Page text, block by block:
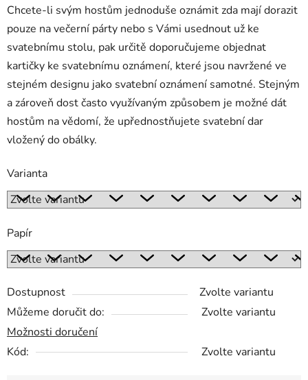
Chcete-li svým hostům jednoduše oznámit zda mají dorazit
pouze na večerní párty nebo s Vámi usednout už ke
svatebnímu stolu, pak určitě doporučujeme objednat
kartičky ke svatebnímu oznámení, které jsou navržené ve
stejném designu jako svatební oznámení samotné. Stejným
a zároveň dost často využívaným způsobem je možné dát
hostům na vědomí, že upřednostňujete svatební dar
vložený do obálky.
Varianta
Papír
Dostupnost
Zvolte variantu
Můžeme doručit do:
Zvolte variantu
Možnosti doručení
Kód:
Zvolte variantu